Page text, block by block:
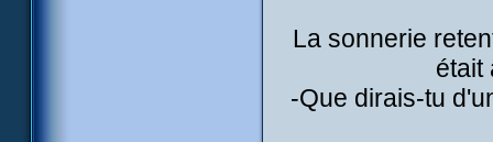
La sonnerie
était
-Que dirais-tu